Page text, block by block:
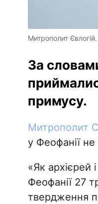
Митрополит
За
примусу.
Митрополит
у Феофанії
«Як архієрей
Феофанії 27
твердження